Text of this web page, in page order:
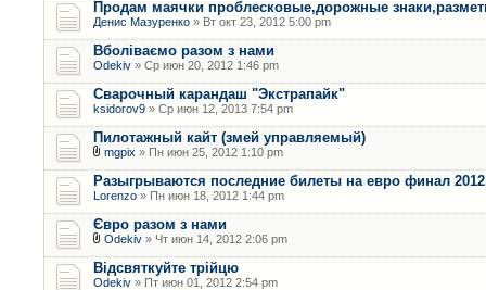
Продам маячки проблесковые,дорожные
Денис Мазуренко » Вт окт 23, 2012 5:00 pm
Вболіваємо разом з нами
Odekiv » Ср июн 20, 2012 1:46 pm
Сварочный карандаш "Экстрапайк"
ksidorov9 » Ср июн 12, 2013 7:54 pm
Пилотажный кайт (змей управляемый)
mgpix » Пн июн 25, 2012 1:10 pm
Разыгрываются последние билеты на евро финал
Lorenzo » Пн июн 18, 2012 1:44 pm
Євро разом з нами
Odekiv » Чт июн 14, 2012 2:06 pm
Відсвяткуйте трійцю
Odekiv » Пт июн 01, 2012 2:54 pm